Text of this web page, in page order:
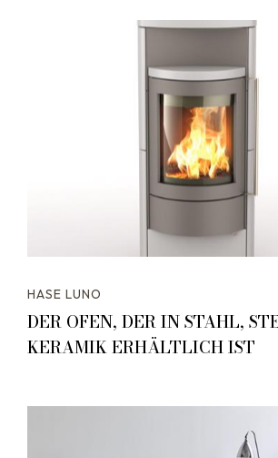
HASE LUNO
DER OFEN, DER IN STAHL,
KERAMIK ERHÄLTLICH IST